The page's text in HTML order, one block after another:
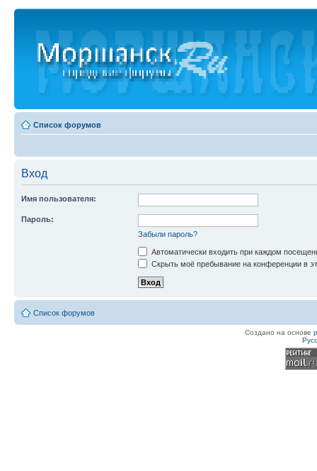
Список форумов
Вход
Имя пользователя:
Пароль:
Забыли пароль?
Автоматически входить при каждом
Скрыть моё пребывание на конференции в
Список форумов
Создано на основе